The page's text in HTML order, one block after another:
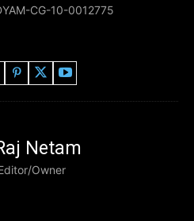
CG-10-0012775
Netam
Owner